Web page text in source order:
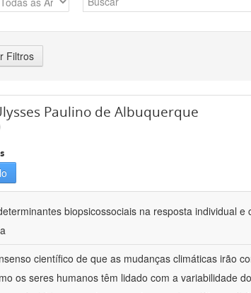
Filtros
Paulino de Albuquerque
biopsicossociais na resposta individual
científico de que as mudanças climáticas irão
os seres humanos têm lidado com a variabilidade